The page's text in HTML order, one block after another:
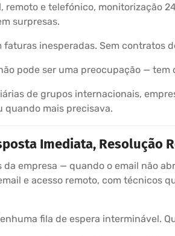
e telefónico, monitorização
surpresas.
inesperadas. Sem contratos
pode ser uma preocupação — tem
de grupos internacionais,
quando mais precisava.
Imediata, Resolução
empresa — quando o email não
e acesso remoto, com técnicos
fila de espera interminável.